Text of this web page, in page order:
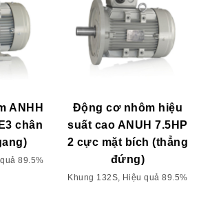
ANHH
chân
89.5%
Động cơ nhôm hiệu
suất cao ANUH 7.5HP
2 cực mặt bích (thẳng
đứng)
Khung 132S, Hiệu quả 89.5%